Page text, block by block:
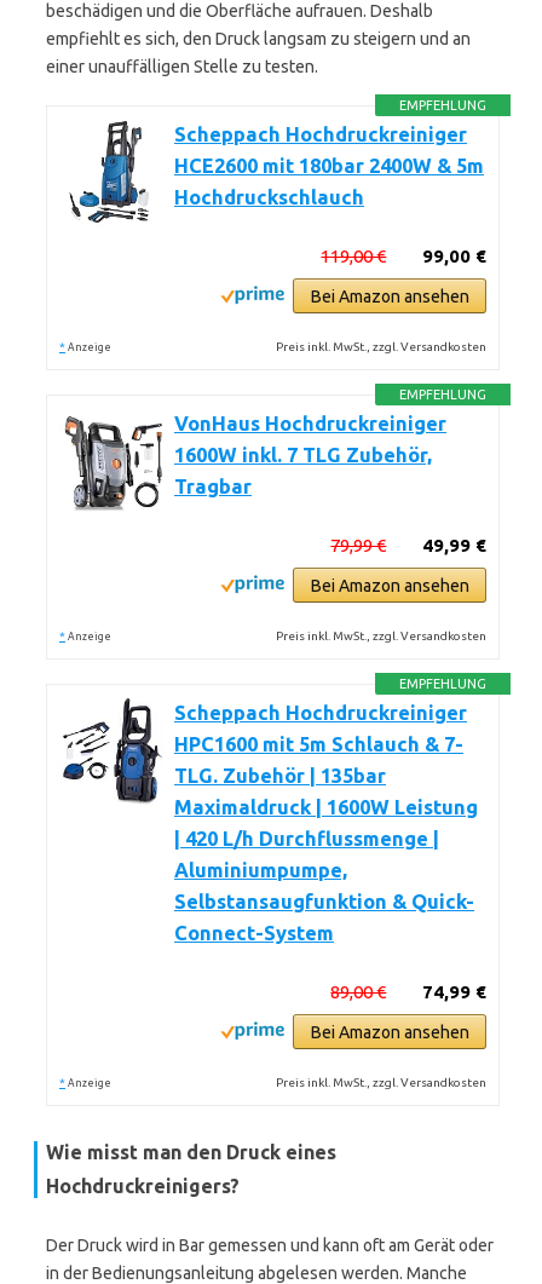
beschädigen und die Oberfläche aufrauen. Deshalb
empfiehlt es sich, den Druck langsam zu steigern und an
einer unauffälligen Stelle zu testen.
EMPFEHLUNG
Scheppach Hochdruckreiniger
HCE2600 mit 180bar 2400W & 5m
Hochdruckschlauch
99,00 €
119,00 €
Bei Amazon ansehen
* Anzeige Preis inkl. MwSt., zzgl. Versandkosten
EMPFEHLUNG
VonHaus Hochdruckreiniger
1600W inkl. 7 TLG Zubehör,
Tragbar
49,99 €
79,99 €
Bei Amazon ansehen
* Anzeige Preis inkl. MwSt., zzgl. Versandkosten
EMPFEHLUNG
Scheppach Hochdruckreiniger
HPC1600 mit 5m Schlauch & 7-
TLG. Zubehör | 135bar
Maximaldruck | 1600W Leistung
| 420 L/h Durchflussmenge |
Aluminiumpumpe,
Selbstansaugfunktion & Quick-
Connect-System
74,99 €
89,00 €
Bei Amazon ansehen
* Anzeige Preis inkl. MwSt., zzgl. Versandkosten
Wie misst man den Druck eines
Hochdruckreinigers?
Der Druck wird in Bar gemessen und kann oft am Gerät oder
in der Bedienungsanleitung abgelesen werden. Manche